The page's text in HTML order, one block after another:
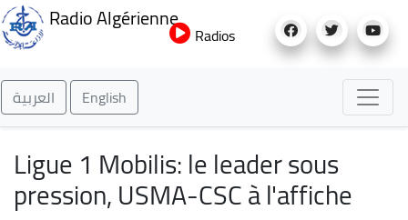
au
Radio Algérienne
Radios
العربية English
Ligue 1 Mobilis: le leader sous
pression, USMA-CSC à l'affiche